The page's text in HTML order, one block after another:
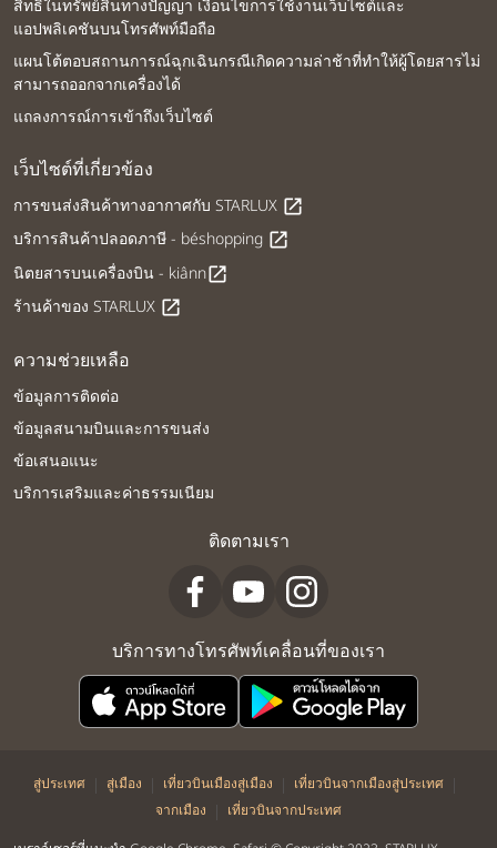
สิทธิในทรัพย์สินทางปัญญา เงื่อนไขการใช้งานเว็บไซต์และ
แอปพลิเคชันบนโทรศัพท์มือถือ
แผนโต้ตอบสถานการณ์ฉุกเฉินกรณีเกิดความล่าช้าที่ทำให้ผู้โดยสารไม่
สามารถออกจากเครื่องได้
แถลงการณ์การเข้าถึงเว็บไซต์
เว็บไซต์ที่เกี่ยวข้อง
การขนส่งสินค้าทางอากาศกับ STARLUX open_in_new
บริการสินค้าปลอดภาษี - béshopping open_in_new
นิตยสารบนเครื่องบิน - kiânnopen_in_new
ร้านค้าของ STARLUX open_in_new
ความช่วยเหลือ
ข้อมูลการติดต่อ
ข้อมูลสนามบินและการขนส่ง
ข้อเสนอแนะ
บริการเสริมและค่าธรรมเนียม
ติดตามเรา
บริการทางโทรศัพท์เคลื่อนที่ของเรา
สู่ประเทศ | สู่เมือง | เที่ยวบินเมืองสู่เมือง | เที่ยวบินจากเมืองสู่ประเทศ |
จากเมือง | เที่ยวบินจากประเทศ